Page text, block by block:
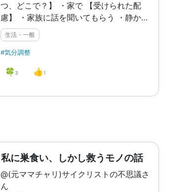
つ、どこで？】 ・家で 【受けられた配
慮】 ・家族に話を聞いてもらう ・静かな
時間を持つ ・振り返りの時間を持つ 【ど
んな風に生きやすくなったか？】 ・1人で
狭く考えてたことが理解でき、落ち着くこ
とができた。
生活・一般
#気分調整
🍀 3 👍1
私に巣食い、しかし救うモノの話
@(元ママチャリ)サイクリストの不思議さ
ん